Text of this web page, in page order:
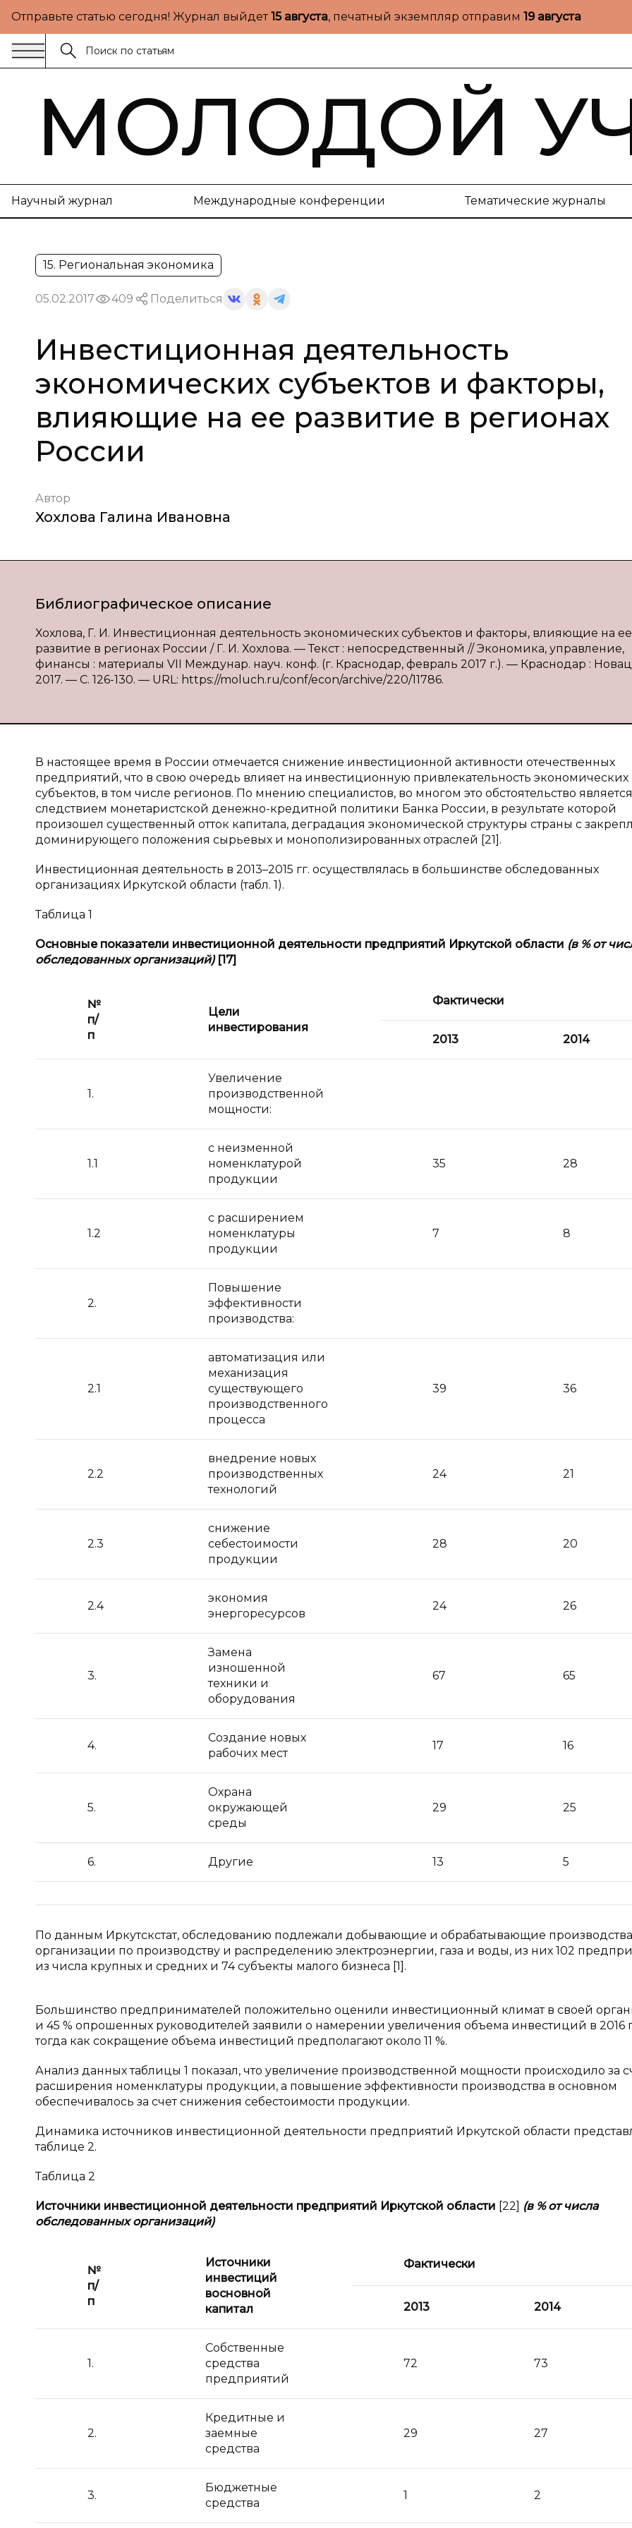
Отправьте статью сегодня! Журнал выйдет15 августа, печатный экземпляр отправим 19 августа
МОЛОДОЙ
Научный журнал Международные конференции Тематические журналы
15. Региональная экономика
05.02.2017 409 Поделиться
Инвестиционная деятельность
экономических субъектов и факторы,
влияющие на ее развитие в регионах
России
Автор
Хохлова Галина Ивановна
Библиографическое описание
Хохлова, Г. И. Инвестиционная деятельность экономических субъектов и факторы, влияющие на ее
развитие в регионах России / Г. И. Хохлова. — Текст : непосредственный // Экономика, управление,
финансы : материалы VII Междунар. науч. конф. (г. Краснодар, февраль 2017 г.). — Краснодар :
2017. — С. 126-130. — URL: https://moluch.ru/conf/econ/archive/220/11786.
В настоящее время в России отмечается снижение инвестиционной активности отечественных
предприятий, что в свою очередь влияет на инвестиционную привлекательность экономических
субъектов, в том числе регионов. По мнению специалистов, во многом это обстоятельство является
следствием монетаристской денежно-кредитной политики Банка России, в результате которой
произошел существенный отток капитала, деградация экономической структуры страны с
доминирующего положения сырьевых и монополизированных отраслей [21].
Инвестиционная деятельность в 2013–2015 гг. осуществлялась в большинстве обследованных
организациях Иркутской области (табл. 1).
Таблица 1
Основные показатели инвестиционной деятельности предприятий Иркутской области (в % от
обследованных организаций) [17]
№
п/
п
Цели
инвестирования
Фактически
2013
2014
1.
Увеличение
производственной
мощности:
1.1
с неизменной
номенклатурой
продукции
35 28
1.2
с расширением
номенклатуры
продукции
7 8
2.
Повышение
эффективности
производства:
2.1
автоматизация или
механизация
существующего
производственного
процесса
39 36
2.2
внедрение новых
производственных
технологий
24 21
2.3
снижение
себестоимости
продукции
28 20
2.4
экономия
энергоресурсов
24 26
3.
Замена
изношенной
техники и
оборудования
67 65
4.
Создание новых
рабочих мест
17 16
5.
Охрана
окружающей
среды
29 25
6. Другие 13 5
По данным Иркутскстат, обследованию подлежали добывающие и обрабатывающие
организации по производству и распределению электроэнергии, газа и воды, из них 102
из числа крупных и средних и 74 субъекты малого бизнеса [1].
Большинство предпринимателей положительно оценили инвестиционный климат в своей
и 45 % опрошенных руководителей заявили о намерении увеличения объема инвестиций в 2016
тогда как сокращение объема инвестиций предполагают около 11 %.
Анализ данных таблицы 1 показал, что увеличение производственной мощности происходило за
расширения номенклатуры продукции, а повышение эффективности производства в основном
обеспечивалось за счет снижения себестоимости продукции.
Динамика источников инвестиционной деятельности предприятий Иркутской области
таблице 2.
Таблица 2
Источники инвестиционной деятельности предприятий Иркутской области [22] (в % от числа
обследованных организаций)
№
п/
п
Источники
инвестиций
восновной
капитал
Фактически
2013
2014
1.
Собственные
средства
предприятий
72 73
2.
Кредитные и
заемные
средства
29 27
3.
Бюджетные
средства
1 2